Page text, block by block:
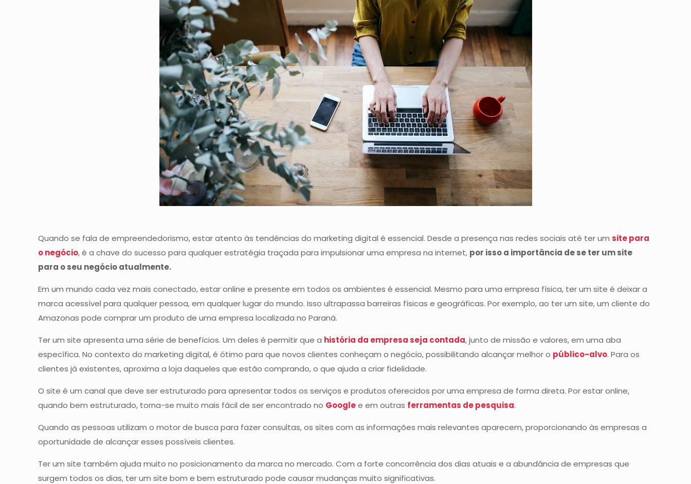
Quando se fala de empreendedorismo, estar atento às tendências do marketing digital é essencial. Desde a presença nas redes sociais até ter umsite para
o negócio, é a chave do sucesso para qualquer estratégia traçada para impulsionar uma empresa na internet, por isso a importância de se ter um site
para o seu negócio atualmente.
Em um mundo cada vez mais conectado, estar online e presente em todos os ambientes é essencial. Mesmo para uma empresa física, ter um site é deixar a
marca acessível para qualquer pessoa, em qualquer lugar do mundo. Isso ultrapassa barreiras físicas e geográficas. Por exemplo, ao ter um site, um cliente do
Amazonas pode comprar um produto de uma empresa localizada no Paraná.
Ter um site apresenta uma série de benefícios. Um deles é permitir que a história da empresa seja contada, junto de missão e valores, em uma aba
específica. No contexto do marketing digital, é ótimo para que novos clientes conheçam o negócio, possibilitando alcançar melhor o público-alvo. Para os
clientes já existentes, aproxima a loja daqueles que estão comprando, o que ajuda a criar fidelidade.
O site é um canal que deve ser estruturado para apresentar todos os serviços e produtos oferecidos por uma empresa de forma direta. Por estar online,
quando bem estruturado, torna-se muito mais fácil de ser encontrado no Googlee em outras ferramentas de pesquisa.
Quando as pessoas utilizam o motor de busca para fazer consultas, os sites com as informações mais relevantes aparecem, proporcionando às empresas a
oportunidade de alcançar esses possíveis clientes.
Ter um site também ajuda muito no posicionamento da marca no mercado. Com a forte concorrência dos dias atuais e a abundância de empresas que
surgem todos os dias, ter um site bom e bem estruturado pode causar mudanças muito significativas.